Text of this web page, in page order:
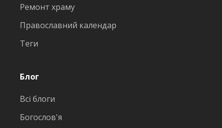
Ремонт храму
Православний календар
Теги
Блог
Всі блоги
Богослов'я